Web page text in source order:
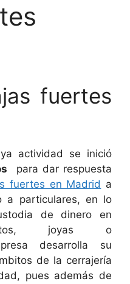
fuertes
actividad se inició
para dar respuesta
fuertes en Madrid a
a particulares, en lo
de dinero en
joyas o
desarrolla su
de la cerrajería
pues además de